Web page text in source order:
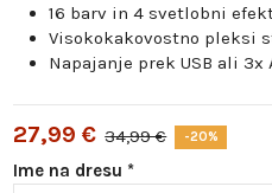
16 barv in 4 svetlobni
Visokokakovostno pleksi
Napajanje prek USB ali
27,99 € 34,99 € -20%
Ime na dresu *